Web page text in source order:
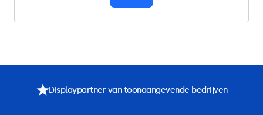
Displaypartner van toonaangevende bedrijven